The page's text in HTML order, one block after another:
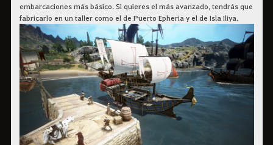
embarcaciones más básico. Si quieres el más avanzado, tendrás que
fabricarlo en un taller como el de Puerto Epheria y el de Isla Iliya.